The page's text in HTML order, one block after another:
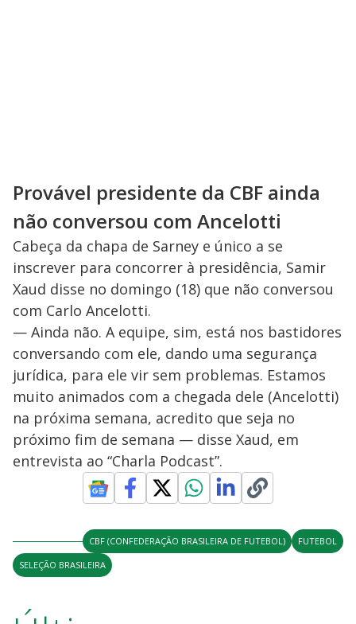
Provável presidente da CBF ainda
não conversou com Ancelotti
Cabeça da chapa de Sarney e único a se
inscrever para concorrer à presidência, Samir
Xaud disse no domingo (18) que não conversou
com Carlo Ancelotti.
— Ainda não. A equipe, sim, está nos bastidores
conversando com ele, dando uma segurança
jurídica, para ele vir sem problemas. Estamos
muito animados com a chegada dele (Ancelotti)
na próxima semana, acredito que seja no
próximo fim de semana — disse Xaud, em
entrevista ao “Charla Podcast”.
CBF (CONFEDERAÇÃO BRASILEIRA DE FUTEBOL)
FUTEBOL
SELEÇÃO BRASILEIRA